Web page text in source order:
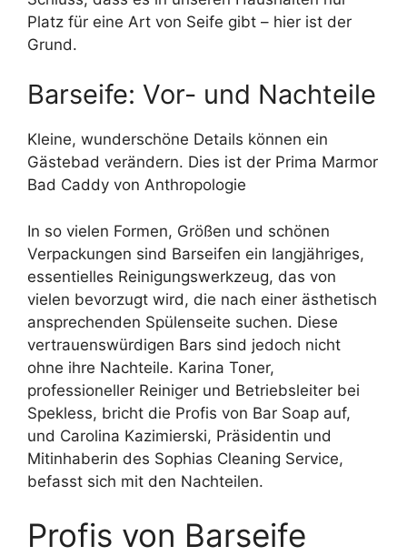
Platz für eine Art von Seife gibt – hier ist der
Grund.
Barseife: Vor- und Nachteile
Kleine, wunderschöne Details können ein
Gästebad verändern. Dies ist der Prima Marmor
Bad Caddy von Anthropologie
In so vielen Formen, Größen und schönen
Verpackungen sind Barseifen ein langjähriges,
essentielles Reinigungswerkzeug, das von
vielen bevorzugt wird, die nach einer ästhetisch
ansprechenden Spülenseite suchen. Diese
vertrauenswürdigen Bars sind jedoch nicht
ohne ihre Nachteile. Karina Toner,
professioneller Reiniger und Betriebsleiter bei
Spekless, bricht die Profis von Bar Soap auf,
und Carolina Kazimierski, Präsidentin und
Mitinhaberin des Sophias Cleaning Service,
befasst sich mit den Nachteilen.
Profis von Barseife